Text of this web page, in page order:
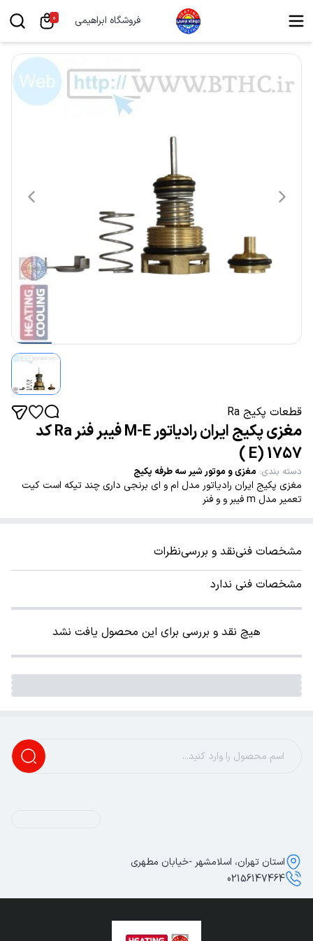
فروشگاه ابراهیمی 0
قطعات پکیج Ra
مغزی پکیج ایران رادیاتور M-E فیبر فنر Ra کد
1757 (E )
دسته بندی: مغزی و موتور شیر سه طرفه پکیج
مغزی پکیج ایران رادیاتور مدل ام و ای برنجی داری چند تیکه است کیت
تعمیر مدل m فیبر و و فنر
مشخصات فنینقد و بررسینظرات
مشخصات فنی ندارد
هیچ نقد و بررسی برای این محصول یافت نشد
استان تهران، اسلامشهر -خیابان مطهری
02156147464